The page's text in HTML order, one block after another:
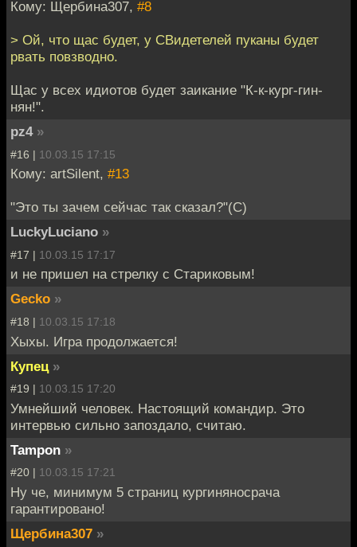
Кому: Щербина307, #8
> Ой, что щас будет, у СВидетелей пуканы будет
рвать повзводно.
Щас у всех идиотов будет заикание "К-к-кург-гин-
нян!".
pz4 »
#16 | 10.03.15 17:15
Кому: artSilent, #13
"Это ты зачем сейчас так сказал?"(С)
LuckyLuciano »
#17 | 10.03.15 17:17
и не пришел на стрелку с Стариковым!
Gecko »
#18 | 10.03.15 17:18
Хыхы. Игра продолжается!
Купец »
#19 | 10.03.15 17:20
Умнейший человек. Настоящий командир. Это
интервью сильно запоздало, считаю.
Tampon »
#20 | 10.03.15 17:21
Ну че, минимум 5 страниц кургиняносрача
гарантировано!
Щербина307 »